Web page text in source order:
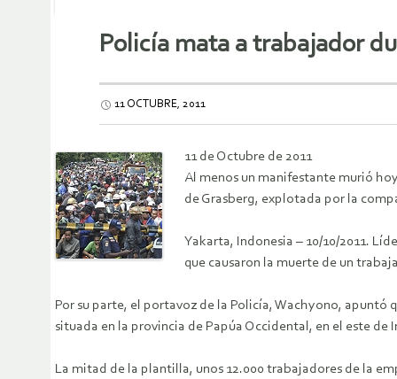
Policía mata a trabajador
11 OCTUBRE, 2011
11 de Octubre de 2011
Al menos un manifestante murió
de Grasberg, explotada por la
Yakarta, Indonesia – 10/10/2011.
que causaron la muerte de un
Por su parte, el portavoz de la Policía, Wachyono, apuntó
situada en la provincia de Papúa Occidental, en el este de
La mitad de la plantilla, unos 12.000 trabajadores de la